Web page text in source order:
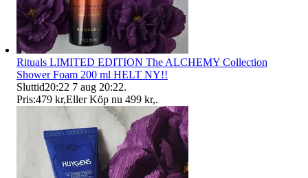
Rituals LIMITED EDITION The ALCHEMY Collection
Shower Foam 200 ml HELT NY!!
Sluttid20:22 7 aug 20:22.
Pris:479 kr,Eller Köp nu 499 kr,.